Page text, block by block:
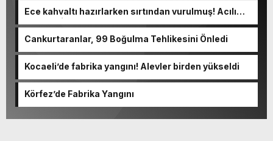
Ece kahvaltı hazırlarken sırtından vurulmuş! Acılı
anne: Evime patates almak haram
Cankurtaranlar, 99 Boğulma Tehlikesini Önledi
Kocaeli’de fabrika yangını! Alevler birden yükseldi
Körfez’de Fabrika Yangını